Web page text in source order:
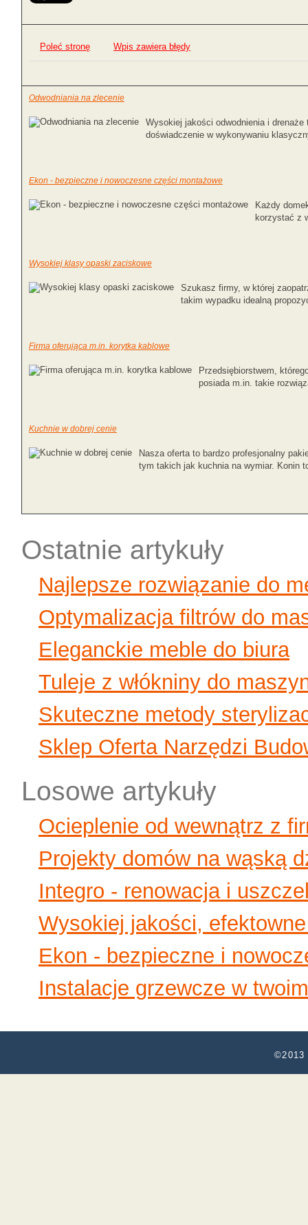
Poleć stronę Wpis zawiera błędy
Odwodniania na zlecenie
Wysokiej jakości odwodnienia i drenaże
doświadczenie w wykonywaniu
Ekon - bezpieczne i nowoczesne części montażowe
Każdy
korzystać z
Wysokiej klasy opaski zaciskowe
Szukasz firmy, w której
takim wypadku idealną
Firma oferująca m.in. korytka kablowe
Przedsiębiorstwem,
posiada m.in. takie
Kuchnie w dobrej cenie
Nasza oferta to bardzo profesjonalny
tym takich jak kuchnia na wymiar. Konin
Ostatnie artykuły
Najlepsze rozwiązanie do
Optymalizacja filtrów do
Eleganckie meble do biura
Tuleje z włókniny do
Skuteczne metody
Sklep Oferta Narzędzi
Losowe artykuły
Ocieplenie od wewnątrz z
Projekty domów na wąską
Integro - renowacja i
Wysokiej jakości,
Ekon - bezpieczne i
Instalacje grzewcze w
©2013